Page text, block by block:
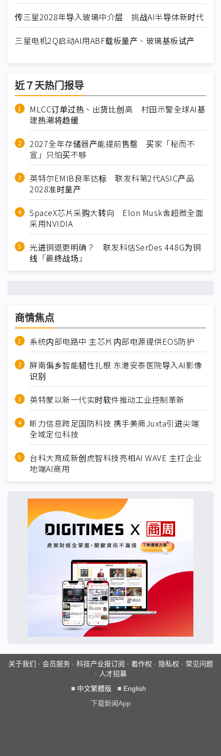
传三星2028年导入玻璃中介层 挑战AI半导体新时代
三星电机2Q启动AI用ABF载板量产、玻璃基板试产
近７天热门报导
MLCC订单过热、出货比创高 村田示警全球AI基
建热潮将趋缓
2027全年存储器产能提前售罄 买家「秘而不
宣」只怕买不够
英特尔EMIB良率达标 联发科第2代ASIC产品
2028准时量产
SpaceX芯片采购大转向 Elon Musk舍超微全面
采用NVIDIA
光进铜退更明确？ 联发科估SerDes 448G为铜
线「最终战场」
商情焦点
系统内部电路中 主芯片内部电源提供EOS防护
屏南偏乡智能韧性扎根 东港安泰医院导入AI影像
识别
英特蒙以新一代实时软件推动工业控制革新
昕力信息跨足国防科技 携手美商Juxta引进尖端
全域定位科技
台科大育成新创虎智科技亮相AI WAVE 主打企业
地端AI商用
关于我们 · 会员服务· 科技产业报订阅 · 着作权 · 隐私权 · 常见问题
· 人才招募
■ 中文繁體版 ■ English
下载新闻App